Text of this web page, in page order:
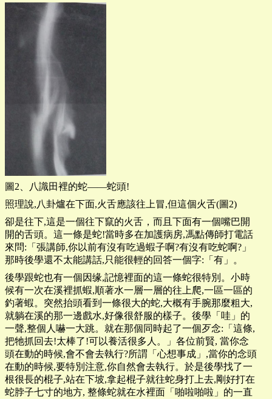
圖2、八識田裡的蛇——蛇頭!
照理說,八卦爐在下面,火舌應該往上冒,但這個火舌(圖2)
卻是往下,這是一個往下竄的火舌，而且下面有一個嘴巴開
開的舌頭。這一條是蛇!當時多在加護病房,馮點傳師打電話
來問:「張講師,你以前有沒有吃過蝦子啊?有沒有吃蛇啊?」
那時後學還不太能講話,只能很輕的回答一個字:「有」。
後學跟蛇也有一個因缘,記憶裡面的這一條蛇很特別。小時
候有一次在溪裡抓蝦,順著水一層一層的往上爬,一區一區的
釣著蝦。突然抬頭看到一條很大的蛇,大概有手腕那麼粗大,
就躺在溪的那一邊戲水,好像很舒服的樣子。後學「哇」的
一聲,整個人嚇一大跳。就在那個同時起了一個歹念:「這條,
把牠抓回去!太棒了!可以養活很多人。」各位前賢, 當你念
頭在動的時候,會不會去執行?所謂「心想事成」,當你的念頭
在動的時候,要特別注意,你自然會去執行。於是後學找了一
根很長的棍子,站在下坡,拿起棍子就往蛇身打上去,剛好打在
蛇脖子七寸的地方, 整條蛇就在水裡面「啪啦啪啦」的一直